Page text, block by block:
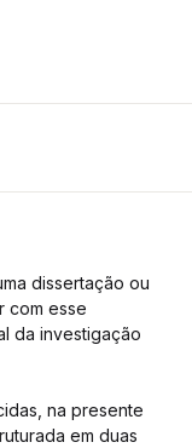
dissertação ou
com esse
da investigação
na presente
em duas